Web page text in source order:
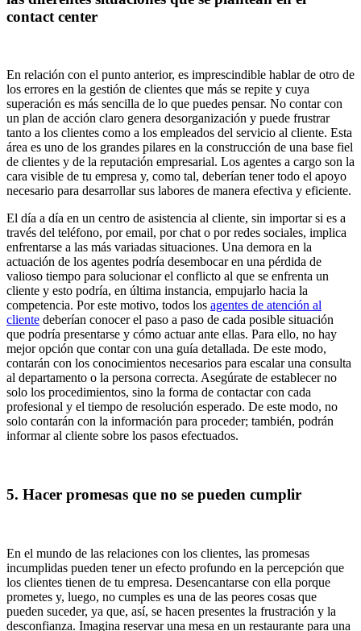
contact center
En relación con el punto anterior, es imprescindible hablar de otro de
los errores en la gestión de clientes que más se repite y cuya
superación es más sencilla de lo que puedes pensar. No contar con
un plan de acción claro genera desorganización y puede frustrar
tanto a los clientes como a los empleados del servicio al cliente. Esta
área es uno de los grandes pilares en la construcción de una base fiel
de clientes y de la reputación empresarial. Los agentes a cargo son la
cara visible de tu empresa y, como tal, deberían tener todo el apoyo
necesario para desarrollar sus labores de manera efectiva y eficiente.
El día a día en un centro de asistencia al cliente, sin importar si es a
través del teléfono, por email, por chat o por redes sociales, implica
enfrentarse a las más variadas situaciones. Una demora en la
actuación de los agentes podría desembocar en una pérdida de
valioso tiempo para solucionar el conflicto al que se enfrenta un
cliente y esto podría, en última instancia, empujarlo hacia la
competencia. Por este motivo, todos los agentes de atención al
cliente deberían conocer el paso a paso de cada posible situación
que podría presentarse y cómo actuar ante ellas. Para ello, no hay
mejor opción que contar con una guía detallada. De este modo,
contarán con los conocimientos necesarios para escalar una consulta
al departamento o la persona correcta. Asegúrate de establecer no
solo los procedimientos, sino la forma de contactar con cada
profesional y el tiempo de resolución esperado. De este modo, no
solo contarán con la información para proceder; también, podrán
informar al cliente sobre los pasos efectuados.
5. Hacer promesas que no se pueden cumplir
En el mundo de las relaciones con los clientes, las promesas
incumplidas pueden tener un efecto profundo en la percepción que
los clientes tienen de tu empresa. Desencantarse con ella porque
prometes y, luego, no cumples es una de las peores cosas que
pueden suceder, ya que, así, se hacen presentes la frustración y la
desconfianza. Imagina reservar una mesa en un restaurante para una